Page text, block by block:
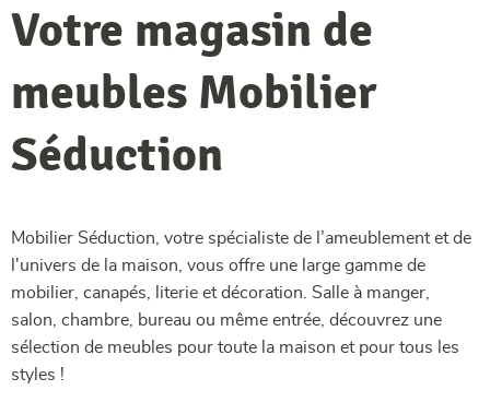
Votre magasin de
meubles Mobilier
Séduction
Mobilier Séduction, votre spécialiste de l’ameublement et de
l'univers de la maison, vous offre une large gamme de
mobilier, canapés, literie et décoration. Salle à manger,
salon, chambre, bureau ou même entrée, découvrez une
sélection de meubles pour toute la maison et pour tous les
styles !